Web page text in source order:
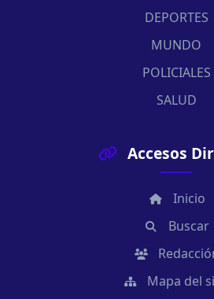
DEPORTES
MUNDO
POLICIALES
SALUD
Accesos
Inicio
Buscar
Mapa del